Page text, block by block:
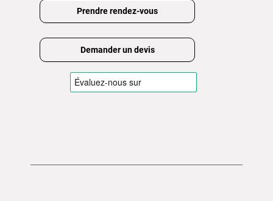
Prendre rendez-vous
Demander un devis